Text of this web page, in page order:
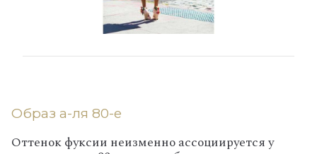
Образ а-ля 80-е
Оттенок фуксии неизменно ассоциируется у